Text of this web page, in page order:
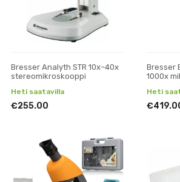
Bresser Analyth STR 10x–40x
stereomikroskooppi
Heti saatavilla
€255.00
Bresser
1000x
Heti